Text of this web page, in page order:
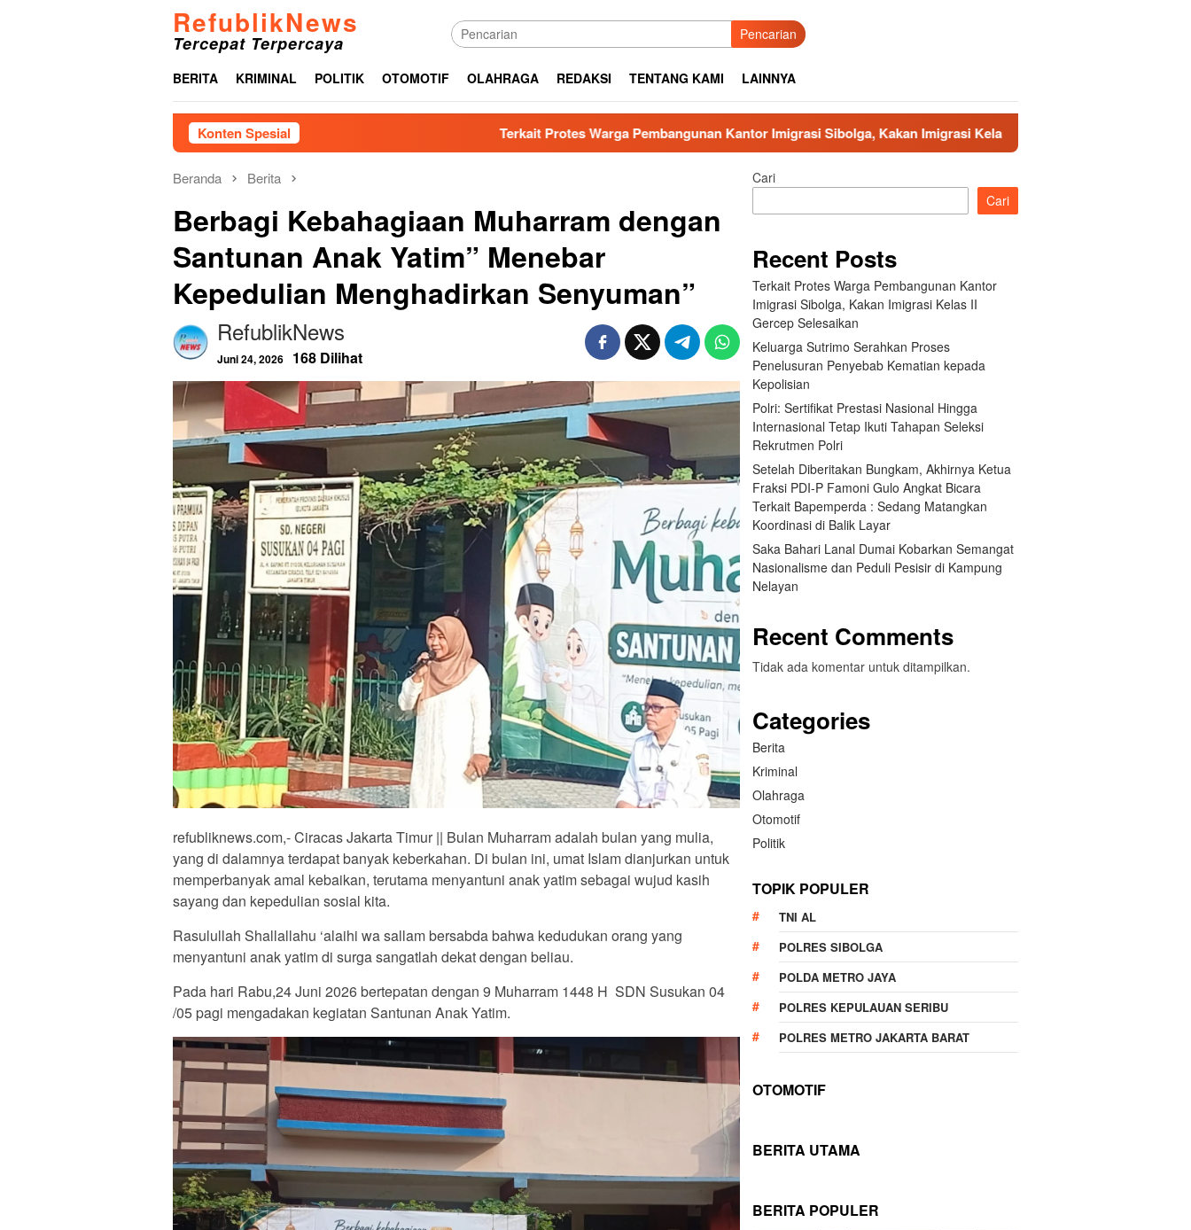
RefublikNews
Tercepat Terpercaya Pencarian
BERITA KRIMINAL POLITIK OTOMOTIF OLAHRAGA REDAKSI TENTANG KAMI LAINNYA
Konten Spesial Terkait Protes Warga Pembangunan Kantor Imigrasi Sibolga, Kakan Imigrasi Kelas II Gercep Selesaikan
Beranda Berita
Berbagi Kebahagiaan Muharram dengan
Santunan Anak Yatim” Menebar
Kepedulian Menghadirkan Senyuman”
RefublikNews
Juni 24, 2026 168 Dilihat
refubliknews.com,- Ciracas Jakarta Timur || Bulan Muharram adalah bulan yang mulia,
yang di dalamnya terdapat banyak keberkahan. Di bulan ini, umat Islam dianjurkan untuk
memperbanyak amal kebaikan, terutama menyantuni anak yatim sebagai wujud kasih
sayang dan kepedulian sosial kita.
Rasulullah Shallallahu ‘alaihi wa sallam bersabda bahwa kedudukan orang yang
menyantuni anak yatim di surga sangatlah dekat dengan beliau.
Pada hari Rabu,24 Juni 2026 bertepatan dengan 9 Muharram 1448 H SDN Susukan 04
/05 pagi mengadakan kegiatan Santunan Anak Yatim.
Cari
Cari
Recent Posts
Terkait Protes Warga Pembangunan Kantor
Imigrasi Sibolga, Kakan Imigrasi Kelas II
Gercep Selesaikan
Keluarga Sutrimo Serahkan Proses
Penelusuran Penyebab Kematian kepada
Kepolisian
Polri: Sertifikat Prestasi Nasional Hingga
Internasional Tetap Ikuti Tahapan Seleksi
Rekrutmen Polri
Setelah Diberitakan Bungkam, Akhirnya Ketua
Fraksi PDI-P Famoni Gulo Angkat Bicara
Terkait Bapemperda : Sedang Matangkan
Koordinasi di Balik Layar
Saka Bahari Lanal Dumai Kobarkan Semangat
Nasionalisme dan Peduli Pesisir di Kampung
Nelayan
Recent Comments
Tidak ada komentar untuk ditampilkan.
Categories
Berita
Kriminal
Olahraga
Otomotif
Politik
TOPIK POPULER
TNI AL
POLRES SIBOLGA
POLDA METRO JAYA
POLRES KEPULAUAN SERIBU
POLRES METRO JAKARTA BARAT
OTOMOTIF
BERITA UTAMA
BERITA POPULER